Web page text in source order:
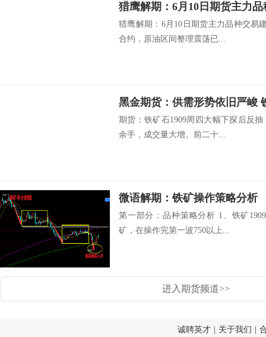
猎鹰解期：6月10日期货主力
猎鹰解期：6月10日期货主力品种交易
合约，原油区间整理震荡已...
黑金期货：供需形势依旧严峻
期货：铁矿石1909周四大幅下探后反
余手，成交量大增。前二十...
微语解期：铁矿操作策略分析
第一部分：品种策略分析 1、铁矿
矿，在操作完第一波750以上...
进入期货频道>>
诚聘英才 关于我们